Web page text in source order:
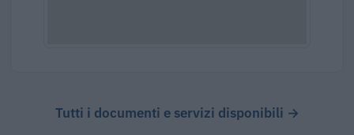
Tutti i documenti e servizi disponibili →